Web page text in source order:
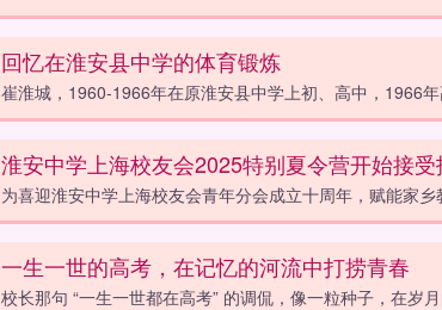
回忆在淮安县中学的体育锻炼
崔淮城，1960-1966年在原淮安县中学上初、高中，1966年
淮安中学上海校友会2025特别夏令营开始接受
为喜迎淮安中学上海校友会青年分会成立十周年，赋能家
一生一世的高考，在记忆的河流中打捞青春
校长那句 “一生一世都在高考” 的调侃，像一粒种子，在岁